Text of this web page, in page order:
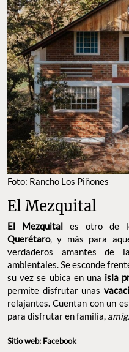
Foto: Rancho Los Piñones
El Mezquital
El Mezquital es otro de
Querétaro, y más para
verdaderos amantes de
ambientales. Se esconde
su vez se ubica en una isla
permite disfrutar unas
relajantes. Cuentan con un
para disfrutar en familia,
Sitio web: Facebook